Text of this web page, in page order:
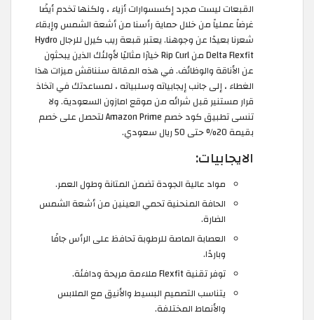
القبعات ليست مجرد إكسسوارات أزياء ، ولكنها تخدم أيضًا
غرضاً عملياً من خلال حماية رأسنا من أشعة الشمس وإبقاء
شعرنا بعيدًا عن وجوهنا. يعتبر قبعة ريب كيرل للرجال Hydro
Delta Flexfit من Rip Curl خيارًا مثاليًا لأولئك الذين يبحثون
عن الأناقة والوظائف. في هذه المقالة سنناقش ميزات هذا
الغطاء ، إلى جانب إيجابياته وسلبياته ، لمساعدتك في اتخاذ
قرار مستنير قبل شرائه من موقع امازون السعودية. ولا
تنسى تطبيق كود خصم Amazon Prime لتحصل على خصم
بقيمة 20% حتى 50 ريال سعودي.
الايجابيات:
مواد عالية الجودة تضمن المتانة وطول العمر.
الحافة المنحنية تحمي العينين من أشعة الشمس
الضارة.
العصابة الماصة للرطوبة تحافظ على الرأس جافًا
وباردًا.
توفر تقنية Flexfit ملاءمة مريحة ودافئة.
يتناسب التصميم البسيط والأنيق مع الملابس
والأنماط المختلفة.